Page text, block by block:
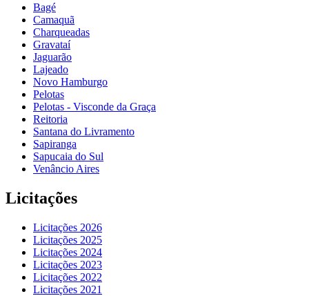
Bagé
Camaquã
Charqueadas
Gravataí
Jaguarão
Lajeado
Novo Hamburgo
Pelotas
Pelotas - Visconde da Graça
Reitoria
Santana do Livramento
Sapiranga
Sapucaia do Sul
Venâncio Aires
Licitações
Licitações 2026
Licitações 2025
Licitações 2024
Licitações 2023
Licitações 2022
Licitações 2021